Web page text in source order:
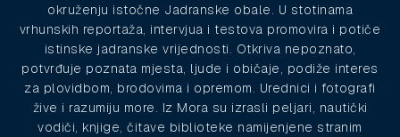
okruženju istočne Jadranske obale. U stotinama
vrhunskih reportaža, intervjua i testova promovira i potiče
istinske jadranske vrijednosti. Otkriva nepoznato,
potvrđuje poznata mjesta, ljude i običaje, podiže interes
za plovidbom, brodovima i opremom. Urednici i fotografi
žive i razumiju more. Iz Mora su izrasli peljari, nautički
vodiči, knjige, čitave biblioteke namijenjene stranim